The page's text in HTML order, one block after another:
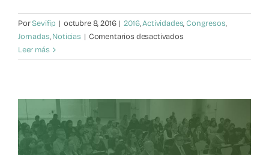
PorSevifip | octubre 8, 2016 | 2016,Actividades, Congresos,
Jornadas,Noticias | Comentarios desactivadosen
Educativas:
la
SEVIFIP
en
Andalucía
Leer más